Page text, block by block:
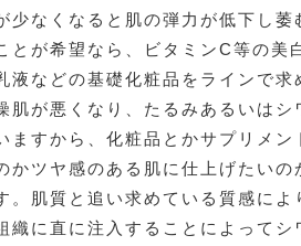
少なくなると肌の弾力が低下し萎
とが希望なら、ビタミンC等の美
液などの基礎化粧品をラインで求
肌が悪くなり、たるみあるいは
ますから、化粧品とかサプリメン
かツヤ感のある肌に仕上げたいの
。肌質と追い求めている質感に
織に直に注入することによって